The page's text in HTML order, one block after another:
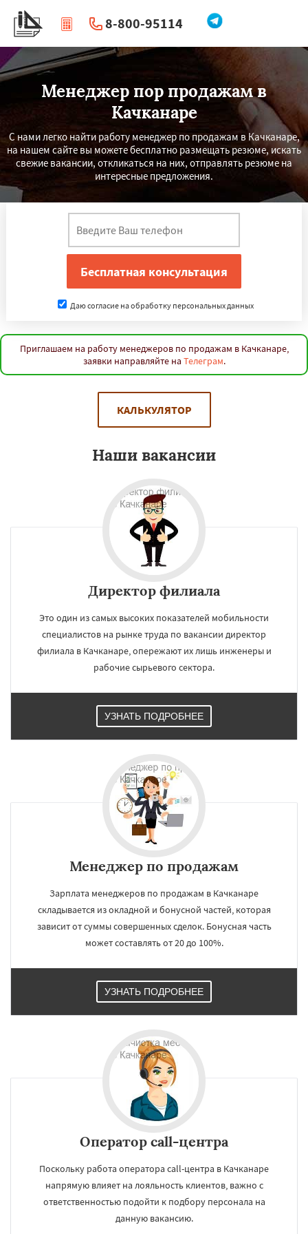
Краснотурьинск
Лесной Михайловск Невьянск
Нижние Серги Нижний Тагил
Нижняя Салда Нижняя Тура Новая Ляля
Полевской
Североуральск Серов
8-800-95114
| Перезвоните мне
Менеджер пор продажам в
Качканаре
С нами легко найти работу менеджер по продажам в Качканаре,
на нашем сайте вы можете бесплатно размещать резюме, искать
свежие вакансии, откликаться на них, отправлять резюме на
интересные предложения.
Даю согласие на обработку персональных данных
Приглашаем на работу менеджеров по продажам в Качканаре,
заявки направляйте на Телеграм.
КАЛЬКУЛЯТОР
Наши вакансии
Директор филиала
Это один из самых высоких показателей мобильности
специалистов на рынке труда по вакансии директор
филиала в Качканаре, опережают их лишь инженеры и
рабочие сырьевого сектора.
УЗНАТЬ ПОДРОБНЕЕ
Менеджер по продажам
Зарплата менеджеров по продажам в Качканаре
складывается из окладной и бонусной частей, которая
зависит от суммы совершенных сделок. Бонусная часть
может составлять от 20 до 100%.
УЗНАТЬ ПОДРОБНЕЕ
Оператор call-центра
Поскольку работа оператора call-центра в Качканаре
напрямую влияет на лояльность клиентов, важно с
ответственностью подойти к подбору персонала на
данную вакансию.
УЗНАТЬ ПОДРОБНЕЕ